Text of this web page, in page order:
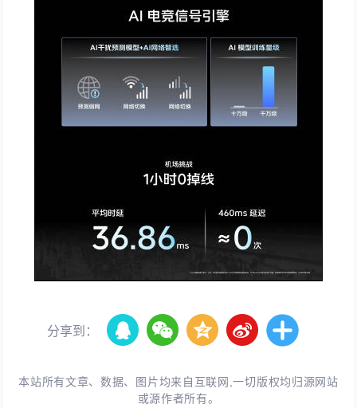
分享到：
本站所有文章、数据、图片均来自互联网,一切版权均归源网站
或源作者所有。